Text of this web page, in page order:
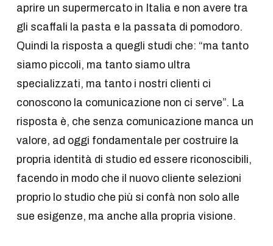
aprire un supermercato in Italia e non avere tra
gli scaffali la pasta e la passata di pomodoro.
Quindi la risposta a quegli studi che: “ma tanto
siamo piccoli, ma tanto siamo ultra
specializzati, ma tanto i nostri clienti ci
conoscono la comunicazione non ci serve”. La
risposta è, che senza comunicazione manca un
valore, ad oggi fondamentale per costruire la
propria identità di studio ed essere riconoscibili,
facendo in modo che il nuovo cliente selezioni
proprio lo studio che più si confà non solo alle
sue esigenze, ma anche alla propria visione.